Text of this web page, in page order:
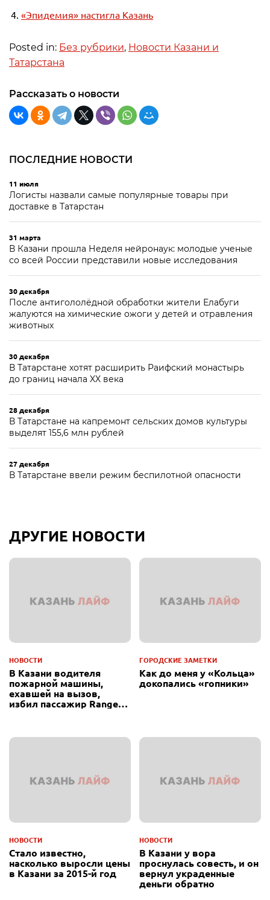
«Эпидемия» настигла Казань
Posted in: Без рубрики, Новости Казани и
Татарстана
Рассказать о новости
ПОСЛЕДНИЕ НОВОСТИ
11 июля
Логисты назвали самые популярные товары при
доставке в Татарстан
31 марта
В Казани прошла Неделя нейронаук: молодые ученые
со всей России представили новые исследования
30 декабря
После антигололёдной обработки жители Елабуги
жалуются на химические ожоги у детей и отравления
животных
30 декабря
В Татарстане хотят расширить Раифский монастырь
до границ начала XX века
28 декабря
В Татарстане на капремонт сельских домов культуры
выделят 155,6 млн рублей
27 декабря
В Татарстане ввели режим беспилотной опасности
ДРУГИЕ НОВОСТИ
НОВОСТИ
В Казани водителя
пожарной машины,
ехавшей на вызов,
избил пассажир Range
ГОРОДСКИЕ ЗАМЕТКИ
Как до меня у «Кольца»
докопались «гопники»
НОВОСТИ
Стало известно,
насколько выросли цены
в Казани за 2015-й год
НОВОСТИ
В Казани у вора
проснулась совесть, и он
вернул украденные
деньги обратно